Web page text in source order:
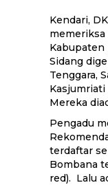
Kendari,
memeriksa
Kabupaten
Sidang
Tenggara,
Kasjumriati
Mereka
Pengadu
terdaftar
Bombana
red). Lalu